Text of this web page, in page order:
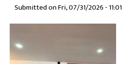
Submitted onFri, 07/31/2026 - 11:01